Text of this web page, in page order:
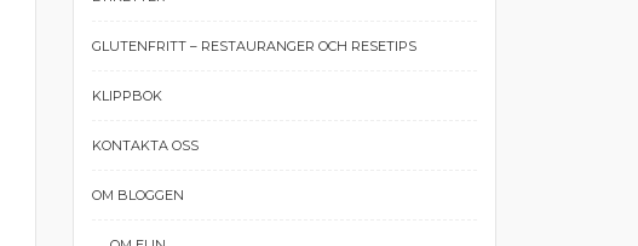
GLUTENFRITT – RESTAURANGER OCH RESETIPS
KLIPPBOK
KONTAKTA OSS
OM BLOGGEN